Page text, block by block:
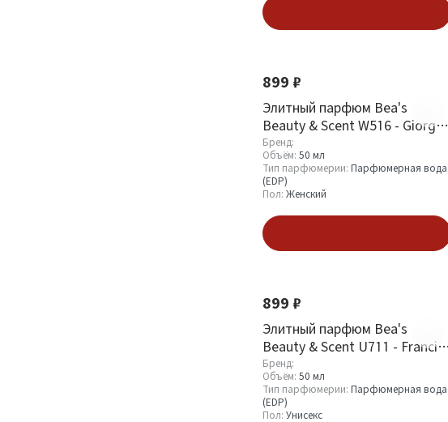
899 ₽
Элитный парфюм Bea's
Beauty & Scent W516 - Giorgio
Armani Code Women
Бренд:
Объём: 50 мл
Тип парфюмерии: Парфюмерная вода
(EDP)
Пол: Женский
899 ₽
Элитный парфюм Bea's
Beauty & Scent U711 - Francis
Kurkdjian Baccarat Rouge 540
Бренд:
Объём: 50 мл
Тип парфюмерии: Парфюмерная вода
(EDP)
Пол: Унисекс